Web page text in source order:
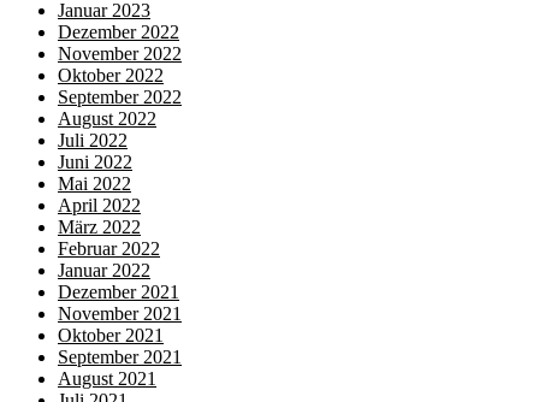
Januar 2023
Dezember 2022
November 2022
Oktober 2022
September 2022
August 2022
Juli 2022
Juni 2022
Mai 2022
April 2022
März 2022
Februar 2022
Januar 2022
Dezember 2021
November 2021
Oktober 2021
September 2021
August 2021